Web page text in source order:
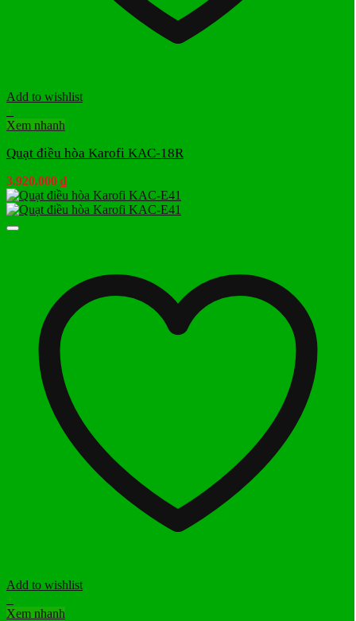
Add to wishlist
+
Xem nhanh
Quạt điều hòa Karofi KAC-18R
3.920.000 ₫
Add to wishlist
+
Xem nhanh